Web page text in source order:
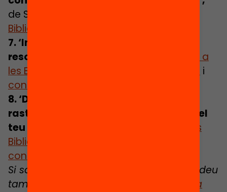
de Swapna Haddow.
Biblioteques Públiques de Catalunya
7. ‘Investigomania: 16 enigmes per
resoldre’,
Troba’l a
les Biblioteques Públiques de Catalunya
i
consulta’n la crítica
8. ‘Dracs fades i gegants: segueix el
rastre de les criatures fantàstiques del
teu entorn,
Troba’l a les
Biblioteques Públiques de Catalunya
consulta’n la crítica
Si sou de la província de Barcelona, podeu
també buscar els títols al
catàleg de la